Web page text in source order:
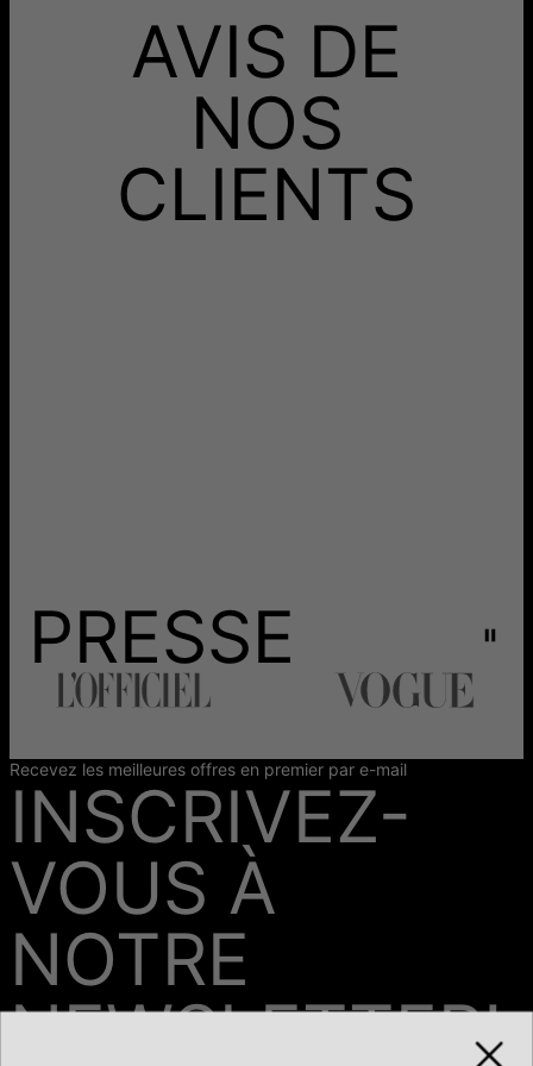
Livraison Gratuite
jeu. 20 août - ven. 21
août
Recevez-le avant
août
Les délais mentionnés comprennent le temps de
production.
AVIS DE
NOS
CLIENTS
PRESSE
Recevez les meilleures offres en premier par e-mail
INSCRIVEZ-
VOUS À
NOTRE
NEWSLETTER!